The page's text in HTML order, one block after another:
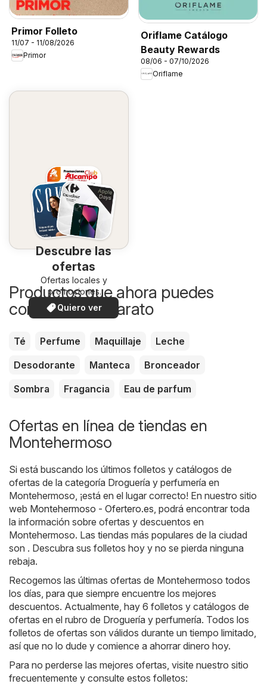
Primor Folleto
11/07 - 11/08/2026
Primor
Oriflame Catálogo
Beauty Rewards
08/06 - 07/10/2026
Oriflame
Descubre las
ofertas
Ofertas locales y
promociones
especiales.
Quiero ver
Productos que ahora puedes
comprar más barato
Té Perfume Maquillaje
Leche
Desodorante
Manteca
Bronceador
Sombra
Fragancia Eau de parfum
Ofertas en línea de tiendas en
Montehermoso
Si está buscando los últimos folletos y catálogos de
ofertas de la categoría Droguería y perfumería en
Montehermoso, ¡está en el lugar correcto! En nuestro sitio
web Montehermoso - Ofertero.es , podrá encontrar toda
la información sobre ofertas y descuentos en
Montehermoso. Las tiendas más populares de la ciudad
son . Descubra sus folletos hoy y no se pierda ninguna
rebaja.
Recogemos las últimas ofertas de Montehermoso todos
los días, para que siempre encuentre los mejores
descuentos. Actualmente, hay 6 folletos y catálogos de
ofertas en el rubro de Droguería y perfumería. Todos los
folletos de ofertas son válidos durante un tiempo limitado,
así que no lo dude y comience a ahorrar dinero hoy.
Para no perderse las mejores ofertas, visite nuestro sitio
frecuentemente y consulte estos folletos: